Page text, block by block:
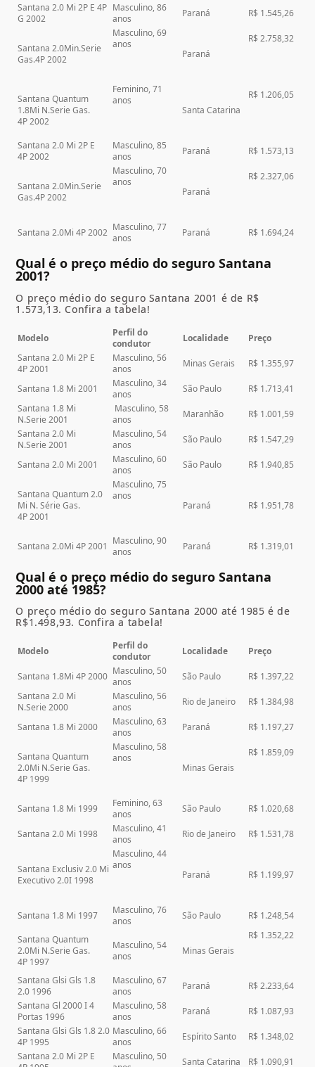
Santana 2.0 Mi 2P E 4P
G 2002
Masculino, 86
anos
Paraná R$ 1.545,26
Santana 2.0Min.Serie
Gas.4P 2002
Masculino, 69
anos
Paraná
R$ 2.758,32
Santana Quantum
1.8Mi N.Serie Gas.
4P 2002
Feminino, 71
anos
Santa Catarina
R$ 1.206,05
Santana 2.0 Mi 2P E
4P 2002
Masculino, 85
anos
Paraná R$ 1.573,13
Santana 2.0Min.Serie
Gas.4P 2002
Masculino, 70
anos
Paraná
R$ 2.327,06
Santana 2.0Mi 4P 2002 Masculino, 77
anos
Paraná R$ 1.694,24
Qual é o preço médio do seguro Santana
2001?
O preço médio do seguro Santana 2001 é de R$
1.573,13. Confira a tabela!
Modelo
Perfil do
condutor
Localidade
Preço
Santana 2.0 Mi 2P E
4P 2001
Masculino, 56
anos
Minas Gerais R$ 1.355,97
Santana 1.8 Mi 2001
Masculino, 34
anos
São Paulo
R$ 1.713,41
Santana 1.8 Mi
N.Serie 2001
Masculino, 58
anos
Maranhão
R$ 1.001,59
Santana 2.0 Mi
N.Serie 2001
Masculino, 54
anos
São Paulo R$ 1.547,29
Santana 2.0 Mi 2001
Masculino, 60
anos
São Paulo R$ 1.940,85
Santana Quantum 2.0
Mi N. Série Gas.
4P 2001
Masculino, 75
anos
Paraná
R$ 1.951,78
Santana 2.0Mi 4P 2001 Masculino, 90
anos
Paraná R$ 1.319,01
Qual é o preço médio do seguro Santana
2000 até 1985?
O preço médio do seguro Santana 2000 até 1985 é de
R$1.498,93. Confira a tabela!
Modelo
Perfil do
condutor
Localidade Preço
Santana 1.8Mi 4P 2000 Masculino, 50
anos
São Paulo
R$ 1.397,22
Santana 2.0 Mi
N.Serie 2000
Masculino, 56
anos
Rio de Janeiro R$ 1.384,98
Santana 1.8 Mi 2000
Masculino, 63
anos
Paraná R$ 1.197,27
Santana Quantum
2.0Mi N.Serie Gas.
4P 1999
Masculino, 58
anos
Minas Gerais
R$ 1.859,09
Santana 1.8 Mi 1999
Feminino, 63
anos
São Paulo R$ 1.020,68
Santana 2.0 Mi 1998
Masculino, 41
anos
Rio de Janeiro R$ 1.531,78
Santana Exclusiv 2.0 Mi
Executivo 2.0I 1998
Masculino, 44
anos
Paraná
R$ 1.199,97
Santana 1.8 Mi 1997
Masculino, 76
anos
São Paulo
R$ 1.248,54
Santana Quantum
2.0Mi N.Serie Gas.
4P 1997
Masculino, 54
anos
Minas Gerais
R$ 1.352,22
Santana Glsi Gls 1.8
2.0 1996
Masculino, 67
anos
Paraná
R$ 2.233,64
Santana Gl 2000 I 4
Portas 1996
Masculino, 58
anos
Paraná
R$ 1.087,93
Santana Glsi Gls 1.8 2.0
4P 1995
Masculino, 66
anos
Espírito Santo
R$ 1.348,02
Santana 2.0 Mi 2P E
Masculino, 50
Santa Catarina R$ 1.090,91